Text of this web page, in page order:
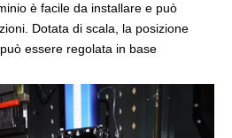
è facile da installare e può
Dotata di scala, la posizione
essere regolata in base